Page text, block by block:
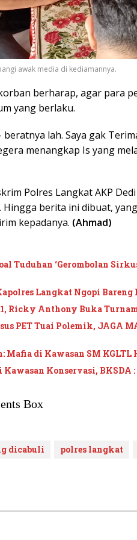
awak media di kediamannya.
berharap, agar para
yang berlaku.
lah. Saya gak
menangkap Is yang
Polres Langkat AKP
berita ini dibuat,
kepadanya. (Ahmad)
Tuduhan ‘Gerombolan
Langkat Ngopi Bareng
Ricky Anthony Buka
PET Tuai Polemik, JAGA
di Kawasan SM KGLTL
Konservasi, BKSDA
Box
dicabuli polres langkat